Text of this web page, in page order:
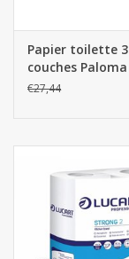
Papier toilette 3
couches Paloma
Exclusive Plus 48
€27,44